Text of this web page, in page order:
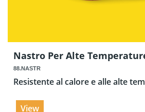
Nastro Per Alte
88.NASTR
Resistente al calore e alle alte
View